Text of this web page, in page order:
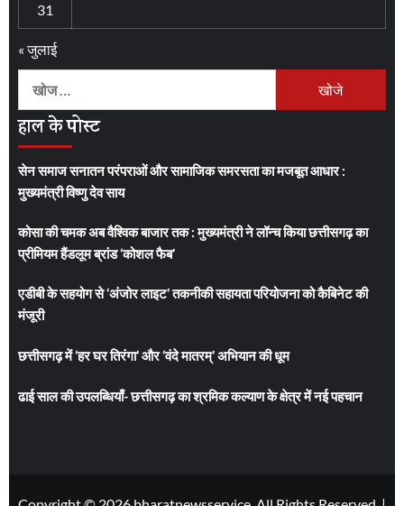
31
« जुलाई
निम्न
खोजें:
हाल के पोस्ट
सेन समाज सनातन परंपराओं और सामाजिक समरसता का मजबूत आधार :
मुख्यमंत्री विष्णु देव साय
कोसा की चमक अब वैश्विक बाजार तक : मुख्यमंत्री ने लॉन्च किया छत्तीसगढ़ का
प्रीमियम हैंडलूम ब्रांड ‘कोशल फैब’
एडीबी के सहयोग से ‘अंजोर लाइट’ तकनीकी सहायता परियोजना को कैबिनेट की
मंजूरी
छत्तीसगढ़ में ‘हर घर तिरंगा’ और ‘वंदे मातरम्’ अभियान की धूम
ढाई साल की उपलब्धियाँ- छत्तीसगढ़ का श्रमिक कल्याण के क्षेत्र में नई पहचान